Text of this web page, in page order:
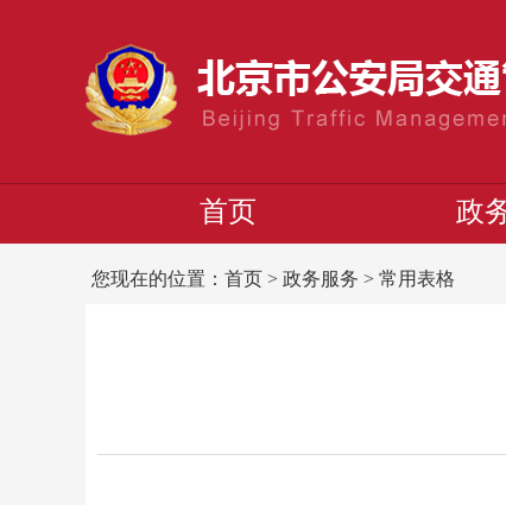
首页 政
您现在的位置： 首页 > 政务服务 > 常用表格